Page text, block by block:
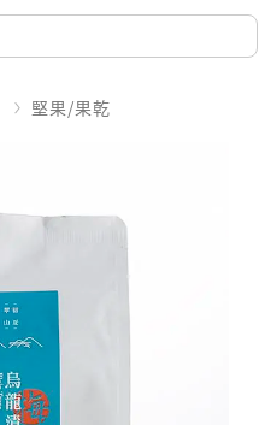
堅果/果乾